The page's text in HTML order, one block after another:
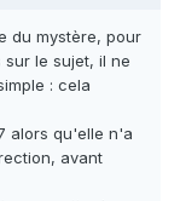
du mystère, pour
le sujet, il ne
: cela
alors qu'elle n'a
avant